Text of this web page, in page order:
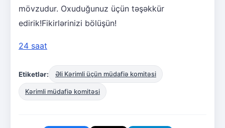
mövzudur. Oxuduğunuz üçün təşəkkür
edirik!Fikirlərinizi bölüşün!
24 saat
Etiketlər: Əli Kərimli üçün müdafiə komitəsi
Kərimli müdafiə komitəsi